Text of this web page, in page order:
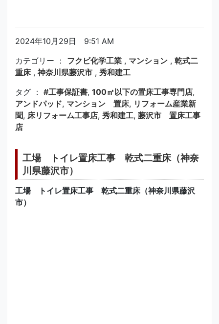
2024年10月29日 9:51 AM
カテゴリー ： フクビ化学工業 , マンション , 乾式二
重床, 神奈川県藤沢市 , 秀和建工
タグ ： #工事保証書, 100㎡以下の置床工事専門店,
アンドパッド, マンション 置床, リフォーム産業新
聞, 床リフォーム工事店, 秀和建工, 藤沢市 置床工事
店
工場 トイレ置床工事 乾式二重床（神奈
川県藤沢市）
工場 トイレ置床工事 乾式二重床（神奈川県藤沢
市）